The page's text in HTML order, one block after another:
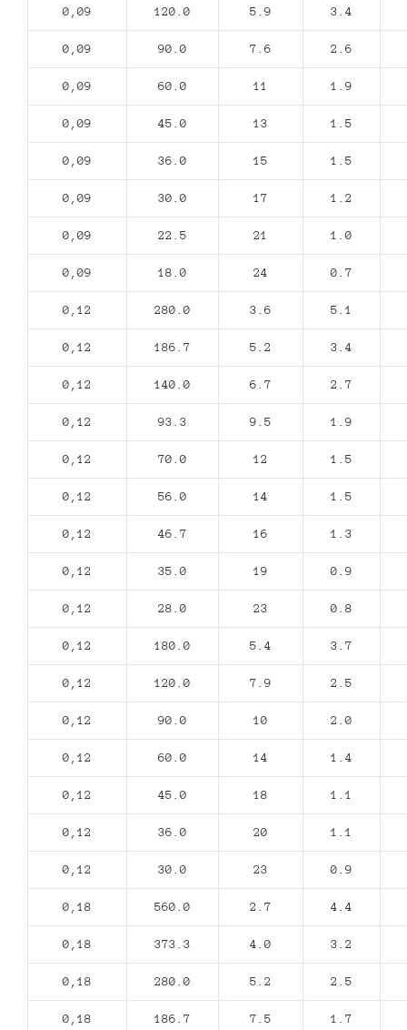
0,09 120.0 5.9 3.4
0,09 90.0 7.6 2.6
0,09 60.0 11 1.9
0,09 45.0 13 1.5
0,09 36.0 15 1.5
0,09 30.0 17 1.2
0,09 22.5 21 1.0
0,09 18.0 24 0.7
0,12 280.0 3.6 5.1
0,12 186.7 5.2 3.4
0,12 140.0 6.7 2.7
0,12 93.3 9.5 1.9
0,12 70.0 12 1.5
0,12 56.0 14 1.5
0,12 46.7 16 1.3
0,12 35.0 19 0.9
0,12 28.0 23 0.8
0,12 180.0 5.4 3.7
0,12 120.0 7.9 2.5
0,12 90.0 10 2.0
0,12 60.0 14 1.4
0,12 45.0 18 1.1
0,12 36.0 20 1.1
0,12 30.0 23 0.9
0,18 560.0 2.7 4.4
0,18 373.3 4.0 3.2
0,18 280.0 5.2 2.5
0,18 186.7 7.5 1.7